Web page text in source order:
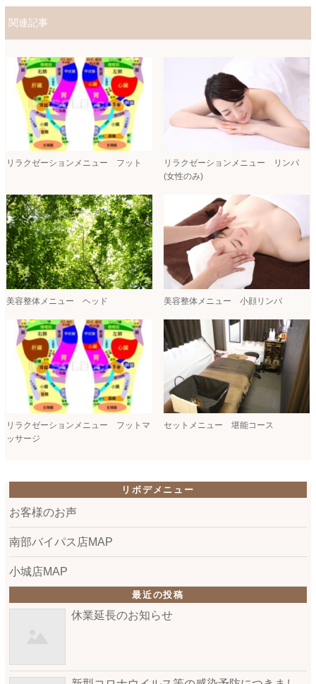
関連記事
リラクゼーションメニュー フット
リラクゼーションメニュー リンパ
(女性のみ)
美容整体メニュー ヘッド 美容整体メニュー 小顔リンパ
リラクゼーションメニュー フットマ
ッサージ
セットメニュー 堪能コース
リボデメニュー
お客様のお声
南部バイパス店MAP
小城店MAP
最近の投稿
休業延長のお知らせ